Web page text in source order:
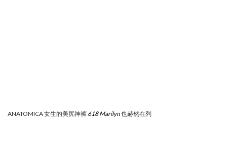
ANATOMICA 女生的美尻神褲 618 Marilyn也赫然在列